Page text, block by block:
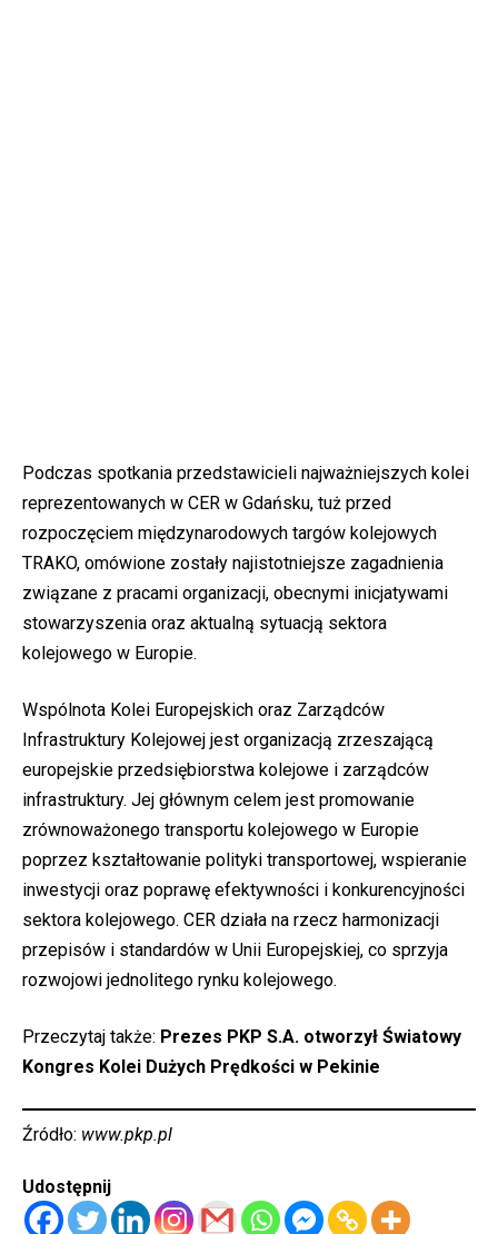
Podczas spotkania przedstawicieli najważniejszych kolei
reprezentowanych w CER w Gdańsku, tuż przed
rozpoczęciem międzynarodowych targów kolejowych
TRAKO, omówione zostały najistotniejsze zagadnienia
związane z pracami organizacji, obecnymi inicjatywami
stowarzyszenia oraz aktualną sytuacją sektora
kolejowego w Europie.
Wspólnota Kolei Europejskich oraz Zarządców
Infrastruktury Kolejowej jest organizacją zrzeszającą
europejskie przedsiębiorstwa kolejowe i zarządców
infrastruktury. Jej głównym celem jest promowanie
zrównoważonego transportu kolejowego w Europie
poprzez kształtowanie polityki transportowej, wspieranie
inwestycji oraz poprawę efektywności i konkurencyjności
sektora kolejowego. CER działa na rzecz harmonizacji
przepisów i standardów w Unii Europejskiej, co sprzyja
rozwojowi jednolitego rynku kolejowego.
Przeczytaj także: Prezes PKP S.A. otworzył Światowy
Kongres Kolei Dużych Prędkości w Pekinie
Źródło: www.pkp.pl
Udostępnij